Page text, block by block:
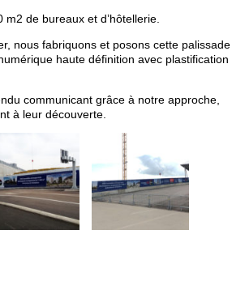
de bureaux et d’hôtellerie.
nous fabriquons et posons cette palissade
haute définition avec plastification
communicant grâce à notre approche,
à leur découverte.